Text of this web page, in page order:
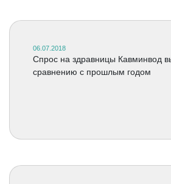
06.07.2018
Спрос на здравницы Кавминвод
сравнению с прошлым годом